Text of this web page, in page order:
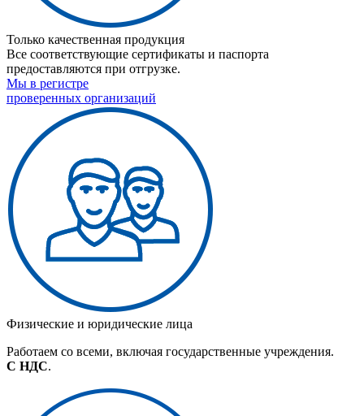
Только качественная продукция
Все соответствующие сертификаты и паспорта
предоставляются при отгрузке.
Мы в регистре
проверенных организаций
Физические и юридические лица
Работаем со всеми, включая государственные учреждения.
С НДС.